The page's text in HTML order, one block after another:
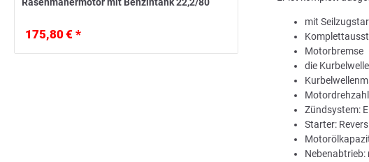
175,80 € *
mit
Motorbremse
die
Zündsystem:
Starter:
Nebenabtrieb: